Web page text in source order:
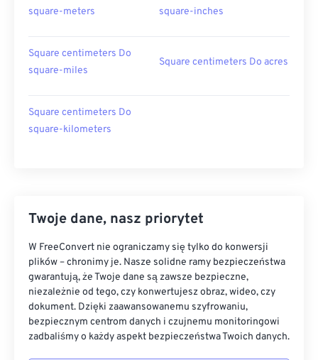
square-meters
square-inches
Square centimeters Do
square-miles
Square centimeters Do acres
Square centimeters Do
square-kilometers
Twoje dane, nasz priorytet
W FreeConvert nie ograniczamy się tylko do konwersji
plików – chronimy je. Nasze solidne ramy bezpieczeństwa
gwarantują, że Twoje dane są zawsze bezpieczne,
niezależnie od tego, czy konwertujesz obraz, wideo, czy
dokument. Dzięki zaawansowanemu szyfrowaniu,
bezpiecznym centrom danych i czujnemu monitoringowi
zadbaliśmy o każdy aspekt bezpieczeństwa Twoich danych.